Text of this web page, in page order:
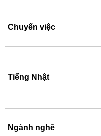
Chuyển việc
Tiếng Nhật
Ngành nghề